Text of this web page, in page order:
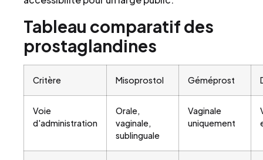
Tableau comparatif des
prostaglandines
Critère Misoprostol Géméprost
Voie
d'administration
Orale,
vaginale,
sublinguale
Vaginale
uniquement